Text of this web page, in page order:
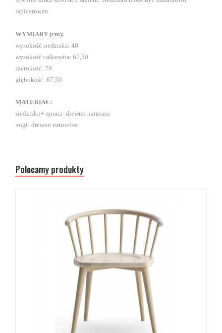
tapicerowan.
WYMIARY (cm):
wysokość siedziska: 40
wysokość calkowita: 67,50
szerokość: 79
głębokość: 67,50
MATERIAŁ:
siedzisko+ opraci- drewno naturane
nogi: drewno naturelne
Polecamy produkty